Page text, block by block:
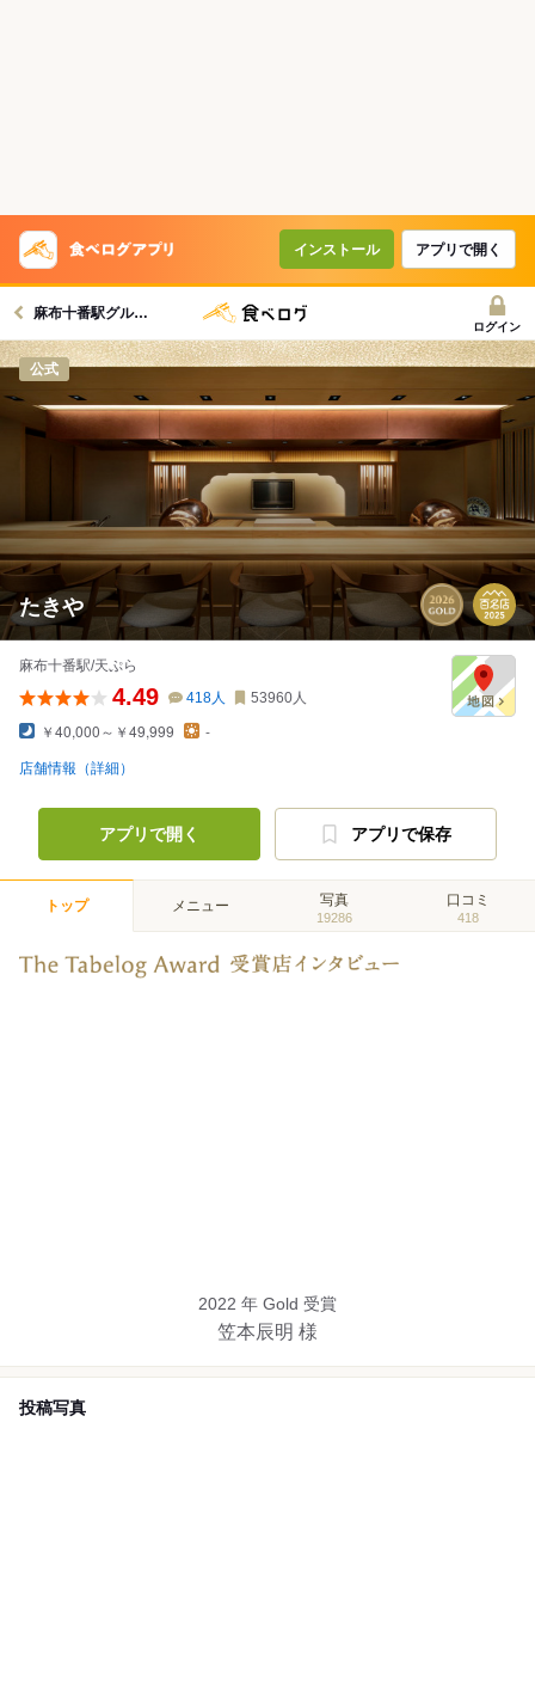
インストール アプリで開く
麻布十番駅グルメへ
ログイン
公式
たきや
麻布十番駅/天ぷら
4.49 418人 53960人
￥40,000～￥49,999 -
店舗情報（詳細）
アプリで開く アプリで保存
トップ メニュー 写真
19286
口コミ
418
2022 年 Gold 受賞
笠本辰明 様
投稿写真